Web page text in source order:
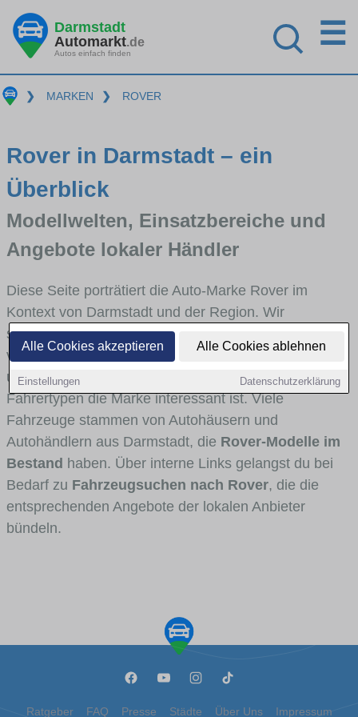
Alle Cookies akzeptieren Alle Cookies ablehnen
Einstellungen Datenschutzerklärung
Darmstadt
Automarkt.de
Autos einfach finden
☰
❯ MARKEN ❯ ROVER
Rover in Darmstadt – ein
Überblick
Modellwelten, Einsatzbereiche und
Angebote lokaler Händler
Diese Seite porträtiert die Auto-Marke Rover im
Kontext von Darmstadt und der Region. Wir
skizzieren, in welchen Fahrzeugklassen Rover stark
vertreten ist, welche Modellreihen häufig im Stadt-
und Umlandverkehr zu sehen sind und für welche
Fahrertypen die Marke interessant ist. Viele
Fahrzeuge stammen von Autohäusern und
Autohändlern aus Darmstadt, die Rover-Modelle im
Bestand haben. Über interne Links gelangst du bei
Bedarf zu Fahrzeugsuchen nach Rover, die die
entsprechenden Angebote der lokalen Anbieter
bündeln.
Ratgeber FAQ Presse Städte Über Uns Impressum